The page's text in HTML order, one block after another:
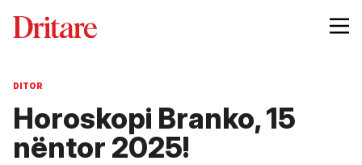
DITOR
Horoskopi Branko, 15
nëntor 2025!